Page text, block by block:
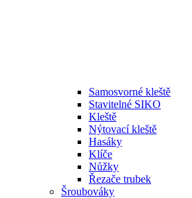
Samosvorné kleště
Stavitelné SIKO
Kleště
Nýtovací kleště
Hasáky
Klíče
Nůžky
Řezače trubek
Šroubováky